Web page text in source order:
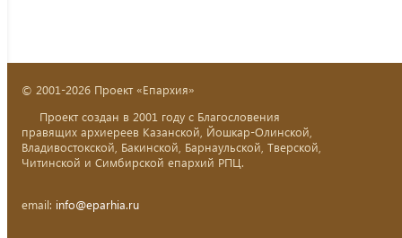
© 2001-2026 Проект «Епархия»
Проект создан в 2001 году с Благословения
правящих архиереев Казанской, Йошкар-Олинской,
Владивостокской, Бакинской, Барнаульской, Тверской,
Читинской и Симбирской епархий РПЦ.
email: info@eparhia.ru